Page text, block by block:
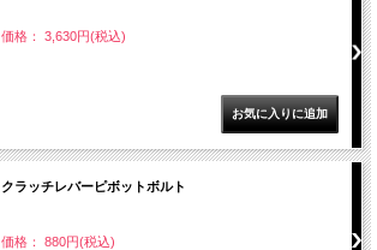
価格： 3,630円(税込)
クラッチレバーピボットボルト
価格： 880円(税込)